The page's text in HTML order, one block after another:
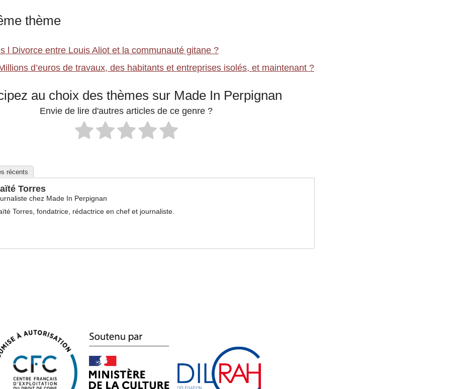
thème
l Divorce entre Louis Aliot et la communauté gitane ?
d’euros de travaux, des habitants et entreprises isolés, et maintenant ?
au choix des thèmes sur Made In Perpignan
Envie de lire d'autres articles de ce genre ?
récents
Torres
chez Made In Perpignan
Torres, fondatrice, rédactrice en chef et journaliste.